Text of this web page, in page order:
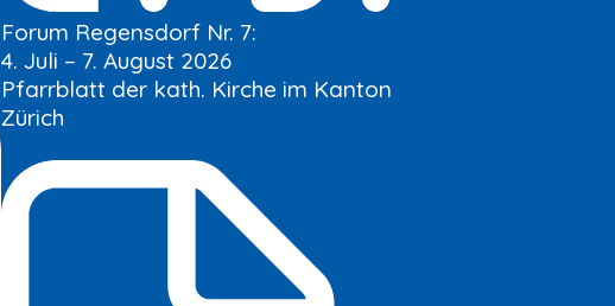
Forum Regensdorf Nr. 7:
4. Juli – 7. August 2026
Pfarrblatt der kath. Kirche im Kanton
Zürich